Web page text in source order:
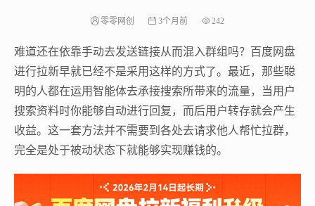
零零网创 3个月前 242
难道还在依靠手动去发送链接从而混入群组吗？百度网盘
进行拉新早就已经不是采用这样的方式了。最近，那些聪
明的人都在运用智能体去承接搜索所带来的流量，当用户
搜索资料时你能够自动进行回复，而后用户转存就会产生
收益。这一套方法并不需要到各处去请求他人帮忙拉群，
完全是处于被动状态下就能够实现赚钱的。